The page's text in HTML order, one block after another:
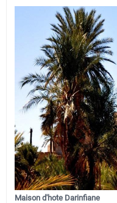
Maison d'hote Darinfiane